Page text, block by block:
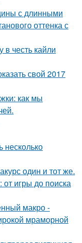
с длинными
оттенка с
честь кайли
свой 2017
как мы
несколько
один и тот же.
от игры до поиска
макро -
мраморной